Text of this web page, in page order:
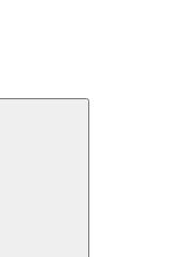
Update